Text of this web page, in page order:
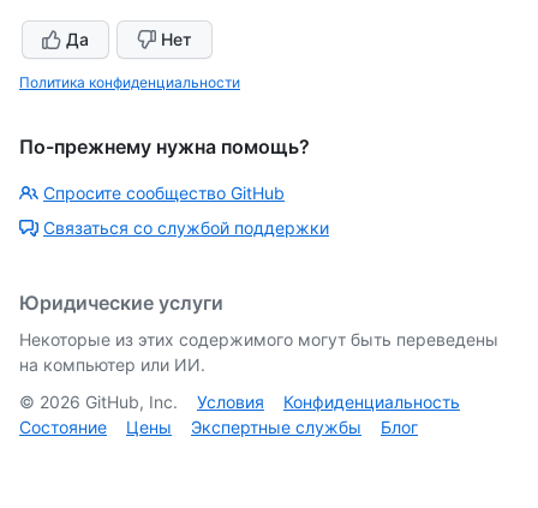
Да Нет
Политика конфиденциальности
По-прежнему нужна помощь?
Спросите сообщество GitHub
Связаться со службой поддержки
Юридические услуги
Некоторые из этих содержимого могут быть переведены
на компьютер или ИИ.
© 2026 GitHub, Inc. Условия
Конфиденциальность
Состояние
Цены Экспертные службы Блог